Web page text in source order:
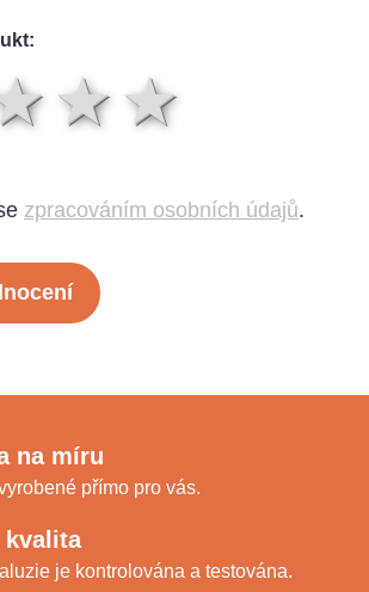
4
3 hvězdy
hvězdy
zpracováním osobních údajů.
na míru
přímo pro vás.
kvalita
je kontrolována a testována.